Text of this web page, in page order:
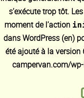
s’exécute trop tôt.
moment de l’action
dans WordPress (en)
été ajouté à la version
campervan.com/